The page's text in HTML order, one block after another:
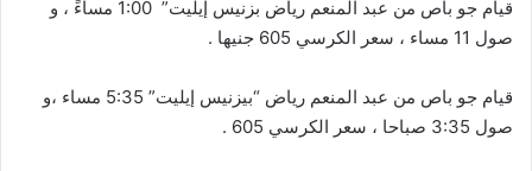
قيام جو باص من عبد المنعم رياض بزنيس إيليت” 1:00 مساءً ، و
صول 11 مساء ، سعر الكرسي 605 جنيها .
قيام جو باص من عبد المنعم رياض “بيزنيس إيليت” 5:35 مساء ،و
صول 3:35 صباحا ، سعر الكرسي 605 .